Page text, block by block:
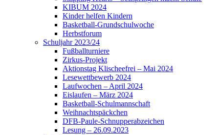
KIBUM 2024
Kinder helfen Kindern
Basketball-Grundschulwoche
Herbstforum
Schuljahr 2023/24
Fußballturniere
Zirkus-Projekt
Aktionstag Klischeefrei – Mai 2024
Lesewettbewerb 2024
Laufwochen – April 2024
Eislaufen – März 2024
Basketball-Schulmannschaft
Weihnachtspäckchen
DFB-Paule-Schnupperabzeichen
Lesung – 26.09.2023